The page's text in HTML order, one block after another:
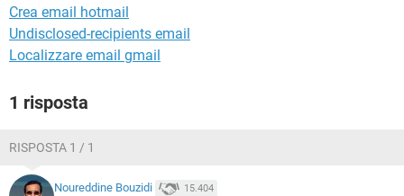
Crea email hotmail
Undisclosed-recipients email
Localizzare email gmail
1 risposta
RISPOSTA 1 / 1
Noureddine Bouzidi 15.404